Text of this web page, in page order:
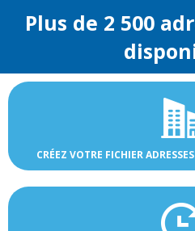
Plus de 2 500
CRÉEZ VOTRE FICHIER